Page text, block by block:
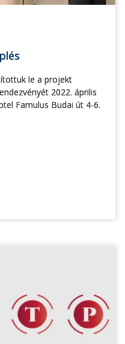
le a projekt
2022. április
Famulus Budai út 4-6.